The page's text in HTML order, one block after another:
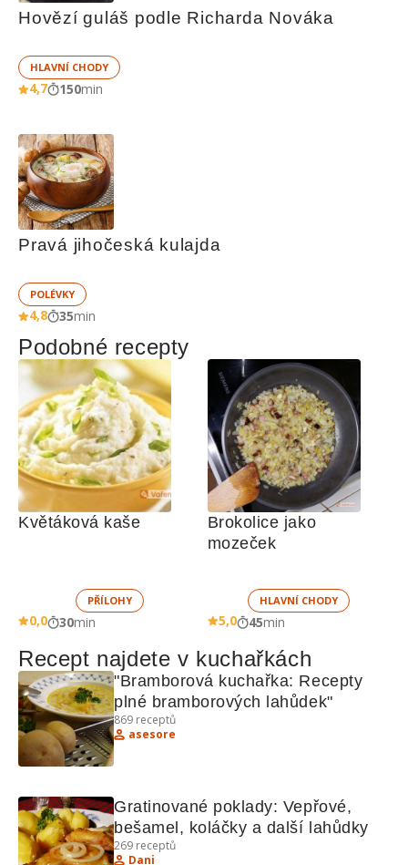
Hovězí guláš podle Richarda Nováka
HLAVNÍ CHODY
4,7 150min
Pravá jihočeská kulajda
POLÉVKY
4,8 35min
Podobné recepty
Květáková kaše
PŘÍLOHY
0,0 30min
Brokolice jako
mozeček
HLAVNÍ CHODY
5,0 45min
Recept najdete v kuchařkách
"Bramborová kuchařka: Recepty
plné bramborových lahůdek"
869 receptů
asesore
Gratinované poklady: Vepřové,
bešamel, koláčky a další lahůdky
269 receptů
Dani